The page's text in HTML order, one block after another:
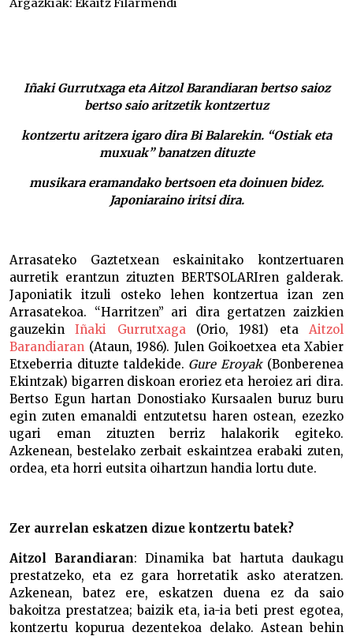
Argazkiak: Ekaitz Filarmendi
Iñaki Gurrutxaga eta Aitzol Barandiaran bertso saioz
bertso saio aritzetik kontzertuz
kontzertu aritzera igaro dira Bi Balarekin. “Ostiak eta
muxuak” banatzen dituzte
musikara eramandako bertsoen eta doinuen bidez.
Japoniaraino iritsi dira.
Arrasateko Gaztetxean eskainitako kontzertuaren
aurretik erantzun zituzten BERTSOLARIren galderak.
Japoniatik itzuli osteko lehen kontzertua izan zen
Arrasatekoa. “Harritzen” ari dira gertatzen zaizkien
gauzekinIñaki Gurrutxaga (Orio, 1981) eta Aitzol
Barandiaran (Ataun, 1986). Julen Goikoetxea eta Xabier
Etxeberria dituzte taldekide. Gure Eroyak(Bonberenea
Ekintzak) bigarren diskoan eroriez eta heroiez ari dira.
Bertso Egun hartan Donostiako Kursaalen buruz buru
egin zuten emanaldi entzutetsu haren ostean, ezezko
ugari eman zituzten berriz halakorik egiteko.
Azkenean, bestelako zerbait eskaintzea erabaki zuten,
ordea, eta horri eutsita oihartzun handia lortu dute.
Zer aurrelan eskatzen dizue kontzertu batek?
Aitzol Barandiaran: Dinamika bat hartuta daukagu
prestatzeko, eta ez gara horretatik asko ateratzen.
Azkenean, batez ere, eskatzen duena ez da saio
bakoitza prestatzea; baizik eta, ia-ia beti prest egotea,
kontzertu kopurua dezentekoa delako. Astean behin